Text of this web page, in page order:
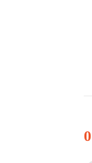
0